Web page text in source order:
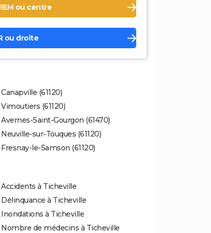
ou centre
ou droite
Canapville (61120)
Vimoutiers (61120)
Avernes-Saint-Gourgon (61470)
Neuville-sur-Touques (61120)
Fresnay-le-Samson (61120)
Accidents à Ticheville
Délinquance à Ticheville
Inondations à Ticheville
Nombre de médecins à Ticheville